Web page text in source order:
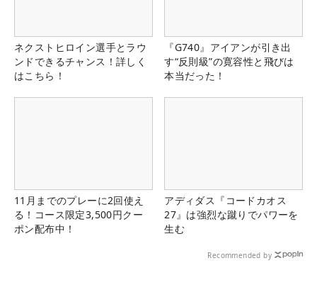
ネクストヒロイン選手とラウ
ンドできるチャンス！詳しく
はこちら！
『G740』アイアンが引き出
す“反則級”の寛容性と飛びは
本当だった！
11月までのプレーに2回使え
る！コース限定3,500円クー
ポン配布中！
アディダス『コードカオス
27』は強烈な蹴りでパワーを
生む
Recommended by